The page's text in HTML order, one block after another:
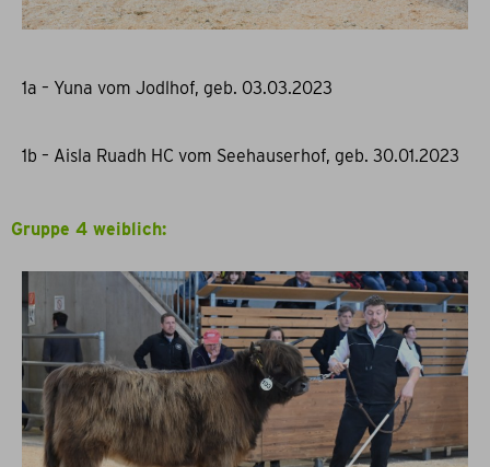
1a – Yuna vom Jodlhof, geb. 03.03.2023
1b – Aisla Ruadh HC vom Seehauserhof, geb. 30.01.2023
Gruppe 4 weiblich: